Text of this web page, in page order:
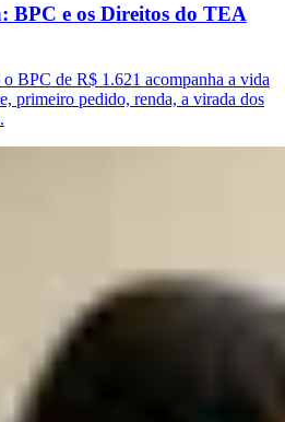
BPC e os Direitos do TEA
BPC de R$ 1.621 acompanha a vida
primeiro pedido, renda, a virada dos